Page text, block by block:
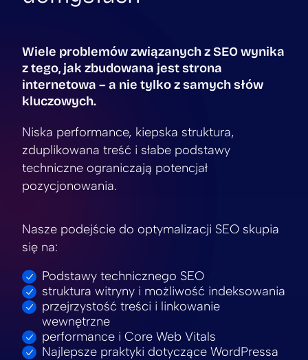
Wiele problemów związanych z SEO wynika
z tego, jak zbudowana jest strona
internetowa – a nie tylko z samych słów
kluczowych.
Niska performance, kiepska struktura,
zduplikowana treść i słabe podstawy
techniczne ograniczają potencjał
pozycjonowania.
Nasze podejście do optymalizacji SEO skupia
się na:
Podstawy technicznego SEO
struktura witryny i możliwość indeksowania
przejrzystość treści i linkowanie
wewnętrzne
performance i Core Web Vitals
Najlepsze praktyki dotyczące WordPressa